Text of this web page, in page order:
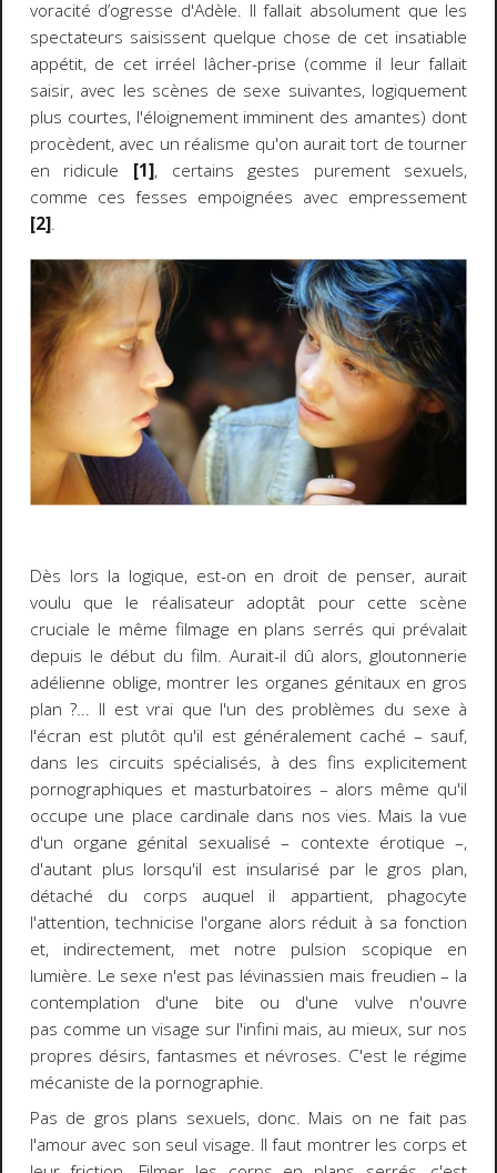
voracité d’ogresse d'Adèle. Il fallait absolument que les
spectateurs saisissent quelque chose de cet insatiable
appétit, de cet irréel lâcher-prise (comme il leur fallait
saisir, avec les scènes de sexe suivantes, logiquement
plus courtes, l'éloignement imminent des amantes) dont
procèdent, avec un réalisme qu'on aurait tort de tourner
en ridicule [1], certains gestes purement sexuels,
comme ces fesses empoignées avec empressement
[2].
Dès lors la logique, est-on en droit de penser, aurait
voulu que le réalisateur adoptât pour cette scène
cruciale le même filmage en plans serrés qui prévalait
depuis le début du film. Aurait-il dû alors, gloutonnerie
adélienne oblige, montrer les organes génitaux en gros
plan ?... Il est vrai que l'un des problèmes du sexe à
l'écran est plutôt qu'il est généralement caché – sauf,
dans les circuits spécialisés, à des fins explicitement
pornographiques et masturbatoires – alors même qu'il
occupe une place cardinale dans nos vies. Mais la vue
d'un organe génital sexualisé – contexte érotique –,
d'autant plus lorsqu'il est insularisé par le gros plan,
détaché du corps auquel il appartient, phagocyte
l'attention, technicise l'organe alors réduit à sa fonction
et, indirectement, met notre pulsion scopique en
lumière. Le sexe n'est pas lévinassien mais freudien – la
contemplation d'une bite ou d'une vulve n'ouvre
pas comme un visage sur l'infini mais, au mieux, sur nos
propres désirs, fantasmes et névroses. C'est le régime
mécaniste de la pornographie.
Pas de gros plans sexuels, donc. Mais on ne fait pas
l'amour avec son seul visage. Il faut montrer les corps et